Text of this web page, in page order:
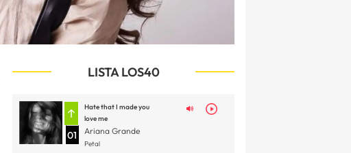
LISTA LOS40
01
Hate that I made you
love me
Ariana Grande
Petal